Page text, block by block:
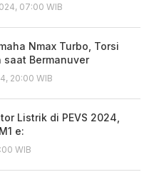
07:00 WIB
Nmax Turbo, Torsi
saat Bermanuver
20:00 WIB
Listrik di PEVS 2024,
e:
WIB